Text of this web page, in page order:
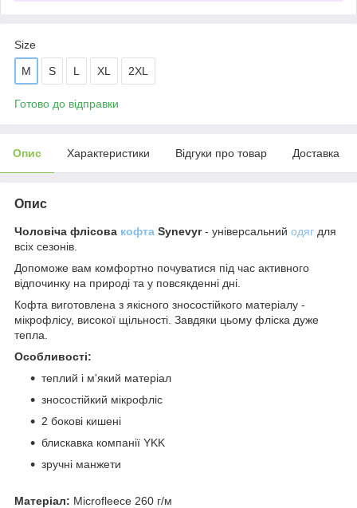
Size
M S L XL 2XL
Готово до відправки
Опис Характеристики Відгуки про товар Доставка
Опис
Чоловіча флісова кофта Synevyr- універсальний одяг для
всіх сезонів.
Допоможе вам комфортно почуватися під час активного
відпочинку на природі та у повсякденні дні.
Кофта виготовлена з якісного зносостійкого матеріалу -
мікрофлісу, високої щільності. Завдяки цьому фліска дуже
тепла.
Особливості:
теплий і м'який матеріал
зносостійкий мікрофліс
2 бокові кишені
блискавка компанії YKK
зручні манжети
Матеріал: Microfleece 260 г/м